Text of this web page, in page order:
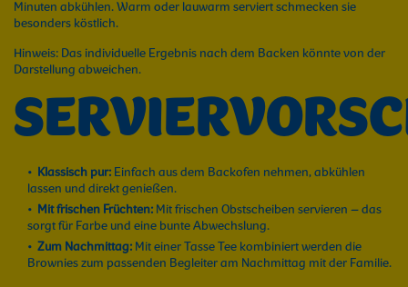
Minuten abkühlen. Warm oder lauwarm serviert schmecken sie
besonders köstlich.
Hinweis: Das individuelle Ergebnis nach dem Backen könnte von der
Darstellung abweichen.
Klassisch pur: Einfach aus dem Backofen nehmen, abkühlen
lassen und direkt genießen.
Mit frischen Früchten: Mit frischen Obstscheiben servieren – das
sorgt für Farbe und eine bunte Abwechslung.
Zum Nachmittag: Mit einer Tasse Tee kombiniert werden die
Brownies zum passenden Begleiter am Nachmittag mit der Familie.